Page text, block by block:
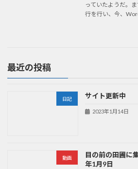
っていたようだ。
行を行い、今、
最近の投稿
日記 サイト更新中
2023年1月14日
動画
目の前の田圃に
年1月9日